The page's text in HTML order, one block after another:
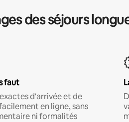
des séjours
faut
d'arrivée et de
en ligne, sans
ni formalités